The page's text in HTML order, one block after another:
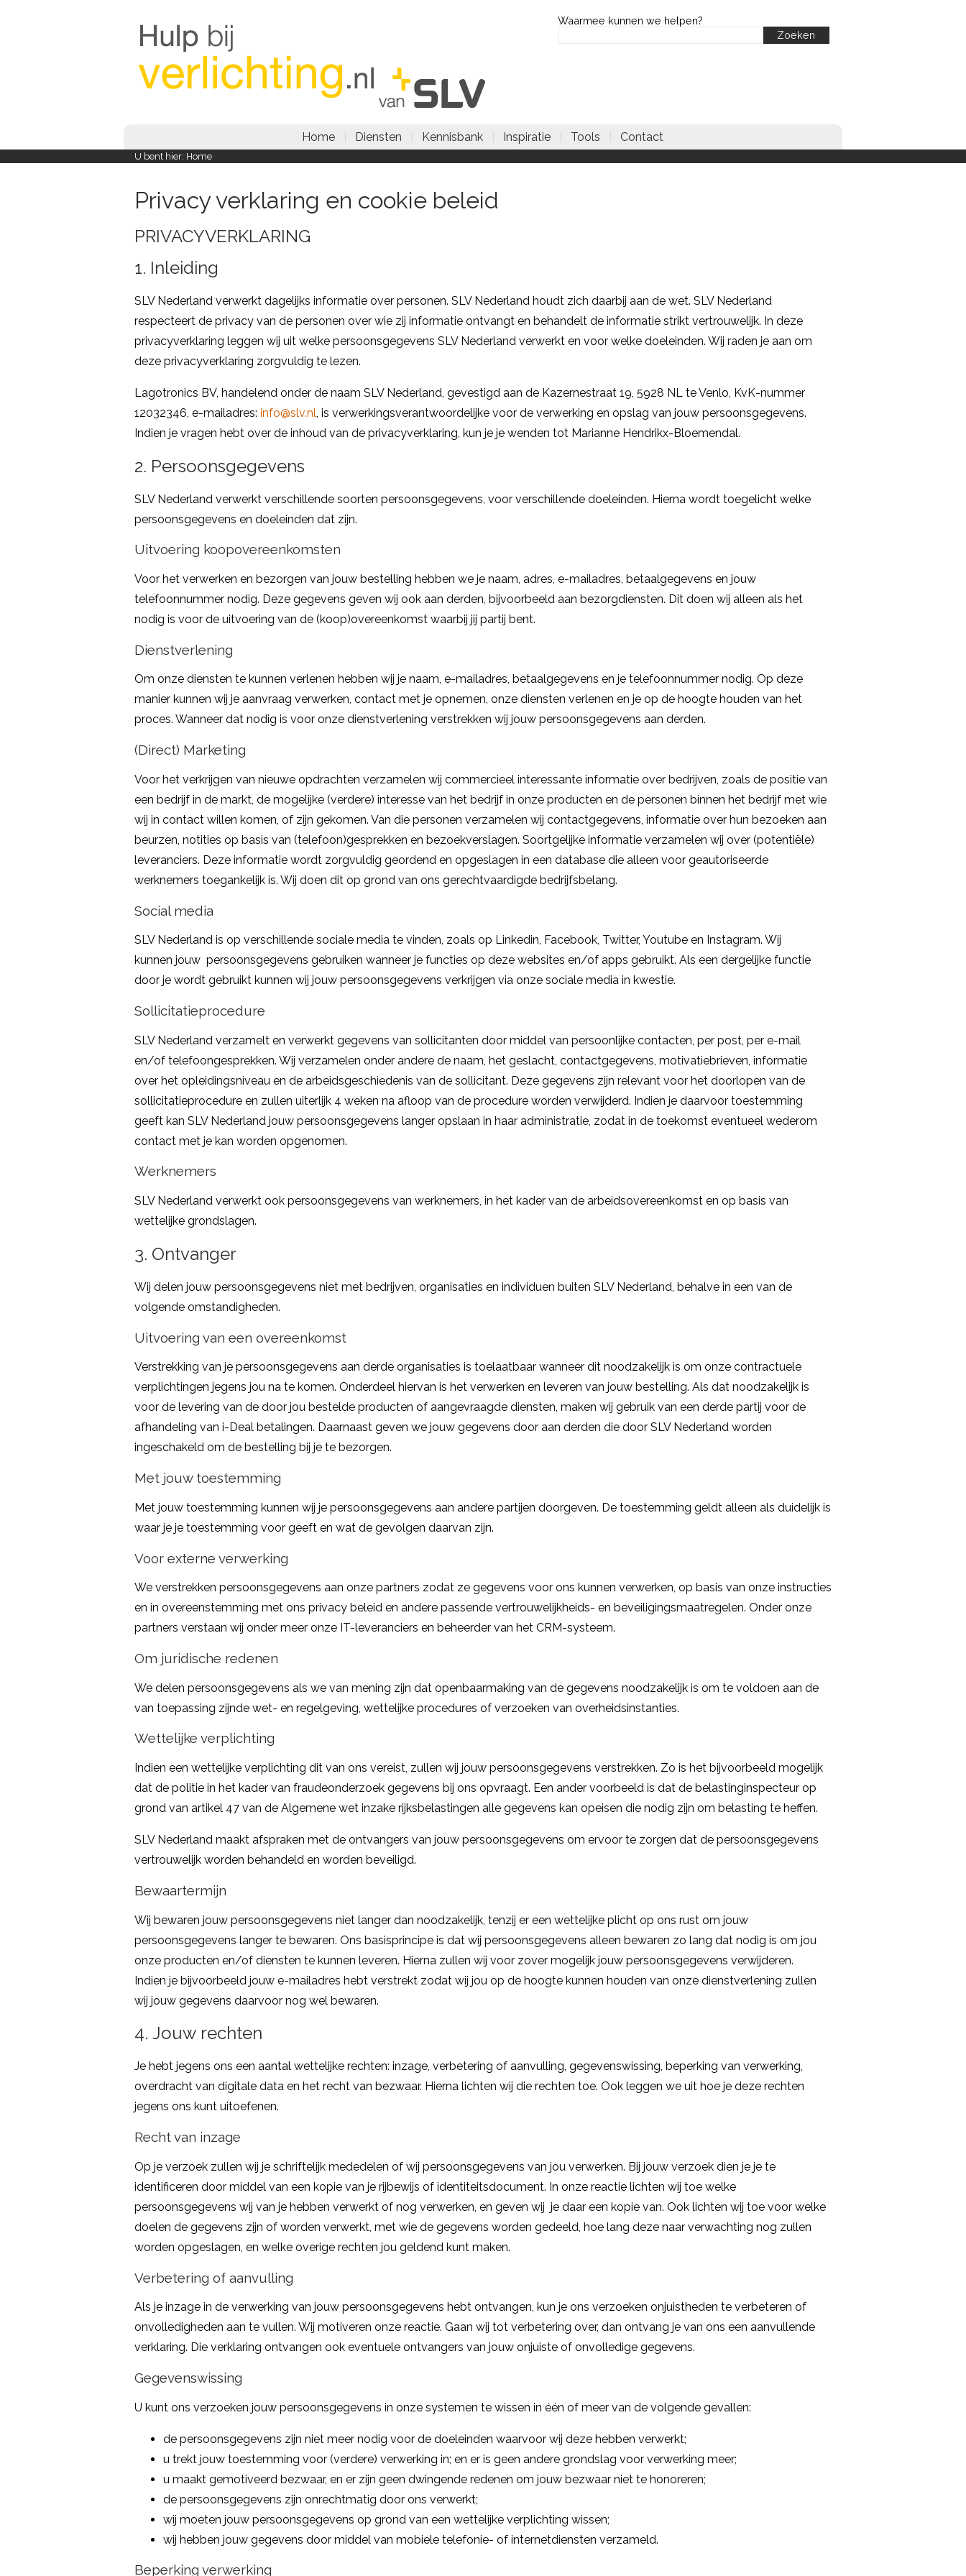
Waarmee kunnen we helpen?
Home Diensten Kennisbank Inspiratie Tools Contact
U bent hier: Home
Privacy verklaring en cookie beleid
PRIVACYVERKLARING
1. Inleiding
SLV Nederland verwerkt dagelijks informatie over personen. SLV Nederland houdt zich daarbij aan de wet. SLV Nederland
respecteert de privacy van de personen over wie zij informatie ontvangt en behandelt de informatie strikt vertrouwelijk. In deze
privacyverklaring leggen wij uit welke persoonsgegevens SLV Nederland verwerkt en voor welke doeleinden. Wij raden je aan om
deze privacyverklaring zorgvuldig te lezen.
Lagotronics BV, handelend onder de naam SLV Nederland, gevestigd aan de Kazernestraat 19, 5928 NL te Venlo, KvK-nummer
12032346, e-mailadres: info@slv.nl , is verwerkingsverantwoordelijke voor de verwerking en opslag van jouw persoonsgegevens.
Indien je vragen hebt over de inhoud van de privacyverklaring, kun je je wenden tot Marianne Hendrikx-Bloemendal.
2. Persoonsgegevens
SLV Nederland verwerkt verschillende soorten persoonsgegevens, voor verschillende doeleinden. Hierna wordt toegelicht welke
persoonsgegevens en doeleinden dat zijn.
Uitvoering koopovereenkomsten
Voor het verwerken en bezorgen van jouw bestelling hebben we je naam, adres, e-mailadres, betaalgegevens en jouw
telefoonnummer nodig. Deze gegevens geven wij ook aan derden, bijvoorbeeld aan bezorgdiensten. Dit doen wij alleen als het
nodig is voor de uitvoering van de (koop)overeenkomst waarbij jij partij bent.
Dienstverlening
Om onze diensten te kunnen verlenen hebben wij je naam, e-mailadres, betaalgegevens en je telefoonnummer nodig. Op deze
manier kunnen wij je aanvraag verwerken, contact met je opnemen, onze diensten verlenen en je op de hoogte houden van het
proces. Wanneer dat nodig is voor onze dienstverlening verstrekken wij jouw persoonsgegevens aan derden.
(Direct) Marketing
Voor het verkrijgen van nieuwe opdrachten verzamelen wij commercieel interessante informatie over bedrijven, zoals de positie van
een bedrijf in de markt, de mogelijke (verdere) interesse van het bedrijf in onze producten en de personen binnen het bedrijf met wie
wij in contact willen komen, of zijn gekomen. Van die personen verzamelen wij contactgegevens, informatie over hun bezoeken aan
beurzen, notities op basis van (telefoon)gesprekken en bezoekverslagen. Soortgelijke informatie verzamelen wij over (potentiële)
leveranciers. Deze informatie wordt zorgvuldig geordend en opgeslagen in een database die alleen voor geautoriseerde
werknemers toegankelijk is. Wij doen dit op grond van ons gerechtvaardigde bedrijfsbelang.
Social media
SLV Nederland is op verschillende sociale media te vinden, zoals op Linkedin, Facebook, Twitter, Youtube en Instagram. Wij
kunnen jouw persoonsgegevens gebruiken wanneer je functies op deze websites en/of apps gebruikt. Als een dergelijke functie
door je wordt gebruikt kunnen wij jouw persoonsgegevens verkrijgen via onze sociale media in kwestie.
Sollicitatieprocedure
SLV Nederland verzamelt en verwerkt gegevens van sollicitanten door middel van persoonlijke contacten, per post, per e-mail
en/of telefoongesprekken. Wij verzamelen onder andere de naam, het geslacht, contactgegevens, motivatiebrieven, informatie
over het opleidingsniveau en de arbeidsgeschiedenis van de sollicitant. Deze gegevens zijn relevant voor het doorlopen van de
sollicitatieprocedure en zullen uiterlijk 4 weken na afloop van de procedure worden verwijderd. Indien je daarvoor toestemming
geeft kan SLV Nederland jouw persoonsgegevens langer opslaan in haar administratie, zodat in de toekomst eventueel wederom
contact met je kan worden opgenomen.
Werknemers
SLV Nederland verwerkt ook persoonsgegevens van werknemers, in het kader van de arbeidsovereenkomst en op basis van
wettelijke grondslagen.
3. Ontvanger
Wij delen jouw persoonsgegevens niet met bedrijven, organisaties en individuen buiten SLV Nederland, behalve in een van de
volgende omstandigheden.
Uitvoering van een overeenkomst
Verstrekking van je persoonsgegevens aan derde organisaties is toelaatbaar wanneer dit noodzakelijk is om onze contractuele
verplichtingen jegens jou na te komen. Onderdeel hiervan is het verwerken en leveren van jouw bestelling. Als dat noodzakelijk is
voor de levering van de door jou bestelde producten of aangevraagde diensten, maken wij gebruik van een derde partij voor de
afhandeling van i-Deal betalingen. Daarnaast geven we jouw gegevens door aan derden die door SLV Nederland worden
ingeschakeld om de bestelling bij je te bezorgen.
Met jouw toestemming
Met jouw toestemming kunnen wij je persoonsgegevens aan andere partijen doorgeven. De toestemming geldt alleen als duidelijk is
waar je je toestemming voor geeft en wat de gevolgen daarvan zijn.
Voor externe verwerking
We verstrekken persoonsgegevens aan onze partners zodat ze gegevens voor ons kunnen verwerken, op basis van onze instructies
en in overeenstemming met ons privacy beleid en andere passende vertrouwelijkheids- en beveiligingsmaatregelen. Onder onze
partners verstaan wij onder meer onze IT-leveranciers en beheerder van het CRM-systeem.
Om juridische redenen
We delen persoonsgegevens als we van mening zijn dat openbaarmaking van de gegevens noodzakelijk is om te voldoen aan de
van toepassing zijnde wet- en regelgeving, wettelijke procedures of verzoeken van overheidsinstanties.
Wettelijke verplichting
Indien een wettelijke verplichting dit van ons vereist, zullen wij jouw persoonsgegevens verstrekken. Zo is het bijvoorbeeld mogelijk
dat de politie in het kader van fraudeonderzoek gegevens bij ons opvraagt. Een ander voorbeeld is dat de belastinginspecteur op
grond van artikel 47 van de Algemene wet inzake rijksbelastingen alle gegevens kan opeisen die nodig zijn om belasting te heffen.
SLV Nederland maakt afspraken met de ontvangers van jouw persoonsgegevens om ervoor te zorgen dat de persoonsgegevens
vertrouwelijk worden behandeld en worden beveiligd.
Bewaartermijn
Wij bewaren jouw persoonsgegevens niet langer dan noodzakelijk, tenzij er een wettelijke plicht op ons rust om jouw
persoonsgegevens langer te bewaren. Ons basisprincipe is dat wij persoonsgegevens alleen bewaren zo lang dat nodig is om jou
onze producten en/of diensten te kunnen leveren. Hierna zullen wij voor zover mogelijk jouw persoonsgegevens verwijderen.
Indien je bijvoorbeeld jouw e-mailadres hebt verstrekt zodat wij jou op de hoogte kunnen houden van onze dienstverlening zullen
wij jouw gegevens daarvoor nog wel bewaren.
4. Jouw rechten
Je hebt jegens ons een aantal wettelijke rechten: inzage, verbetering of aanvulling, gegevenswissing, beperking van verwerking,
overdracht van digitale data en het recht van bezwaar. Hierna lichten wij die rechten toe. Ook leggen we uit hoe je deze rechten
jegens ons kunt uitoefenen.
Recht van inzage
Op je verzoek zullen wij je schriftelijk mededelen of wij persoonsgegevens van jou verwerken. Bij jouw verzoek dien je je te
identificeren door middel van een kopie van je rijbewijs of identiteitsdocument. In onze reactie lichten wij toe welke
persoonsgegevens wij van je hebben verwerkt of nog verwerken, en geven wij je daar een kopie van. Ook lichten wij toe voor welke
doelen de gegevens zijn of worden verwerkt, met wie de gegevens worden gedeeld, hoe lang deze naar verwachting nog zullen
worden opgeslagen, en welke overige rechten jou geldend kunt maken.
Verbetering of aanvulling
Als je inzage in de verwerking van jouw persoonsgegevens hebt ontvangen, kun je ons verzoeken onjuistheden te verbeteren of
onvolledigheden aan te vullen. Wij motiveren onze reactie. Gaan wij tot verbetering over, dan ontvang je van ons een aanvullende
verklaring. Die verklaring ontvangen ook eventuele ontvangers van jouw onjuiste of onvolledige gegevens.
Gegevenswissing
U kunt ons verzoeken jouw persoonsgegevens in onze systemen te wissen in één of meer van de volgende gevallen:
de persoonsgegevens zijn niet meer nodig voor de doeleinden waarvoor wij deze hebben verwerkt;
u trekt jouw toestemming voor (verdere) verwerking in; en er is geen andere grondslag voor verwerking meer;
u maakt gemotiveerd bezwaar, en er zijn geen dwingende redenen om jouw bezwaar niet te honoreren;
de persoonsgegevens zijn onrechtmatig door ons verwerkt;
wij moeten jouw persoonsgegevens op grond van een wettelijke verplichting wissen;
wij hebben jouw gegevens door middel van mobiele telefonie- of internetdiensten verzameld.
Beperking verwerking